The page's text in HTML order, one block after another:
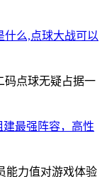
什么,点球大战可以
码点球无疑占据一
最强阵容，高性
能力值对游戏体验